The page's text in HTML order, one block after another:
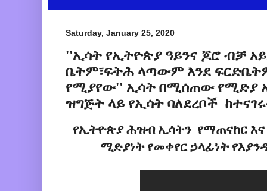
Saturday, January 25, 2020
''ኢሳት የኢትዮጵያ ዓይንና ጆሮ ብቻ
ቤትም፣ፍትሕ ላጣውም እንደ
የሚያየው'' ኢሳት በሚሰጠው የሚድያ
ዝግጅት ላይ የኢሳት ባለደረቦች
የኢትዮጵያ ሕዝብ ኢሳትን የማጠናከር
ሚድያነት የመቀየር ኃላፊነት